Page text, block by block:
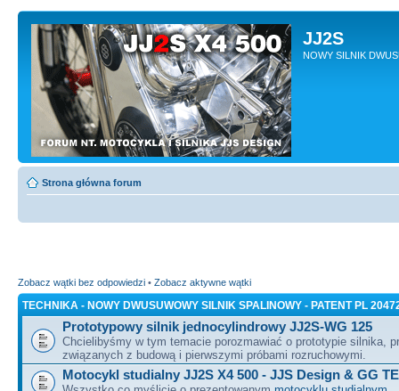
JJ2S
NOWY SILNIK
Strona główna forum
Zobacz wątki bez odpowiedzi • Zobacz aktywne wątki
TECHNIKA - NOWY DWUSUWOWY SILNIK SPALINOWY - PATENT PL
Prototypowy silnik jednocylindrowy JJ2S-WG 125
Chcielibyśmy w tym temacie porozmawiać o prototypie silnika,
związanych z budową i pierwszymi próbami rozruchowymi.
Motocykl studialny JJ2S X4 500 - JJS Design & GG